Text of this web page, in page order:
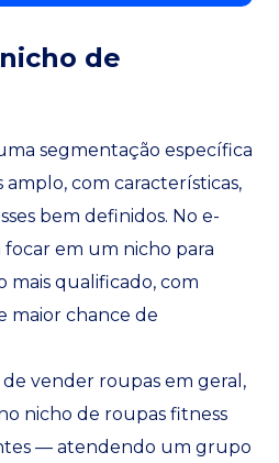
de
segmentação específica
com características,
bem definidos. No e-
em um nicho para
qualificado, com
maior chance de
vender roupas em geral,
nicho de roupas fitness
— atendendo um grupo